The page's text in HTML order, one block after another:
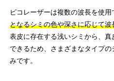
ピコレーザーは複数の波長を使用
となるシミの色や深さに応じて
表皮に存在する浅いシミから、
できるため、さまざまなタイプ
みです。